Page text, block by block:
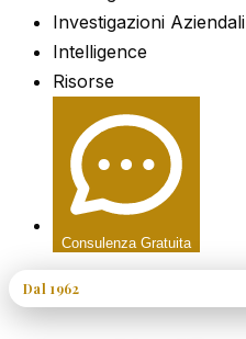
Investigazioni Aziendali
Intelligence
Risorse
Consulenza Gratuita
Dal 1962